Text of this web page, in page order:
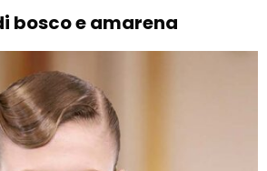
bosco e amarena